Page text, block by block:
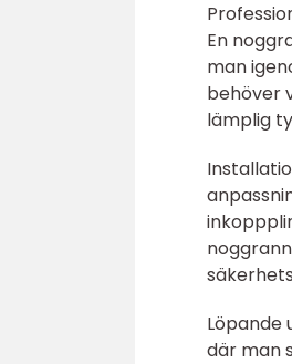
En
man
behöver
lämplig
Löpande
där man